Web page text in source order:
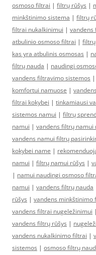
osmoso filtrai | filtrų rūšys |
minkštinimo sistema | filtrų
filtrai nukalkinimui | vandens
atbulinio osmoso filtrai |
kas yra atbulinis osmosas |
filtrų nauda | naudingi
vandens filtravimo sistemos |
komfortui namuose |
filtrai kokybei | tinkamiausi
sistemos namui | filtrų
namui | vandens filtrų namui
vandens namui filtrų
kokybei name |
namui | filtrų namui rūšys |
| namui naudingi osmoso
namui | vandens filtrų nauda
rūšys | vandens minkštinimo
vandens filtrai nugeležinimui |
vandens filtrų rūšys |
vandens nukalkinimo filtrai |
sistemos | osmoso filtrų